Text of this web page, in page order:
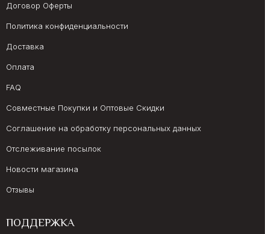
Договор Оферты
Политика конфиденциальности
Доставка
Оплата
FAQ
Совместные Покупки и Оптовые Скидки
Соглашение на обработку персональных данных
Отслеживание посылок
Новости магазина
Отзывы
ПОДДЕРЖКА